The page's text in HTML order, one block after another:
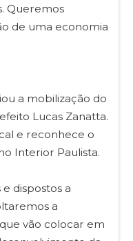
Queremos
de uma economia
a mobilização do
Lucas Zanatta.
e reconhece o
Interior Paulista.
dispostos a
a
vão colocar em